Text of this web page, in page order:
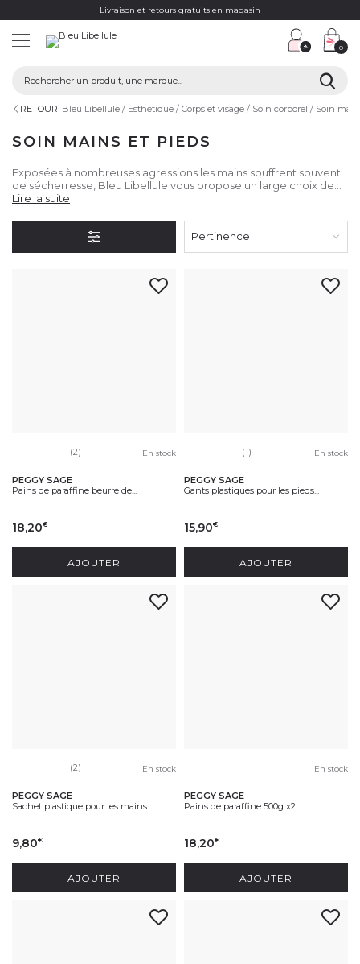
Livraison et retours gratuits en magasin
0
RETOUR Bleu Libellule Esthétique Corps et visage Soin corporel Soin
SOIN MAINS ET PIEDS
Exposées à nombreuses agressions les mains souffrent souvent
de sécherresse, Bleu Libellule vous propose un large choix de
produits pour en prendre soin.
Lire la suite
Pertinence
(2) En stock
PEGGY SAGE
Pains de paraffine beurre de...
18,20€
AJOUTER
(1) En stock
PEGGY SAGE
Gants plastiques pour les pieds...
15,90€
AJOUTER
(2) En stock
PEGGY SAGE
Sachet plastique pour les mains...
9,80€
AJOUTER
En stock
PEGGY SAGE
Pains de paraffine 500g x2
18,20€
AJOUTER